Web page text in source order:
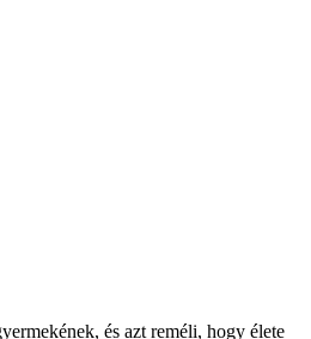
és azt reméli, hogy élete